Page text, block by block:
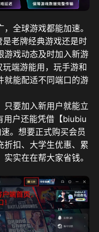
全球游戏都能加速。
老牌经典游戏还是时
游戏动态及时加入新游
端游能用，玩手游和
就能配适不同端口的游
只要加入新用户就能立
用户还能凭借【biubiu
。想要正式购买会员
折扣、大学生优惠、累
实在在帮大家省钱。